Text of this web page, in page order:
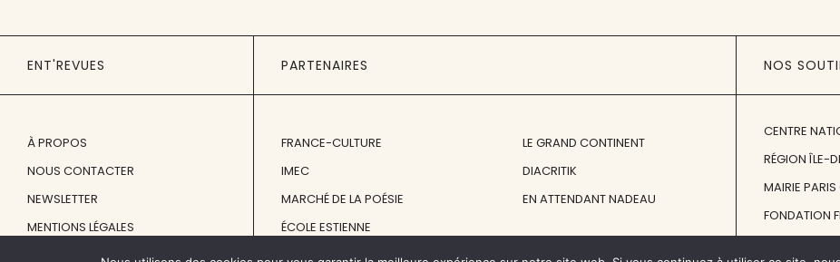
ENT'REVUES
À PROPOS
NOUS CONTACTER
NEWSLETTER
MENTIONS LÉGALES
PARTENAIRES
FRANCE-CULTURE
IMEC
MARCHÉ DE LA POÉSIE
ÉCOLE ESTIENNE
LE GRAND CONTINENT
DIACRITIK
EN ATTENDANT NADEAU
NOS
CENTRE
RÉGION ÎLE-
MAIRIE PARIS
FONDATION